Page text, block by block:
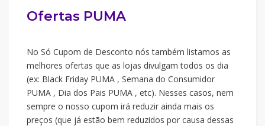
Ofertas PUMA
No Só Cupom de Desconto nós também listamos as
melhores ofertas que as lojas divulgam todos os dia
(ex: Black Friday PUMA , Semana do Consumidor
PUMA , Dia dos Pais PUMA , etc). Nesses casos, nem
sempre o nosso cupom irá reduzir ainda mais os
preços (que já estão bem reduzidos por causa dessas